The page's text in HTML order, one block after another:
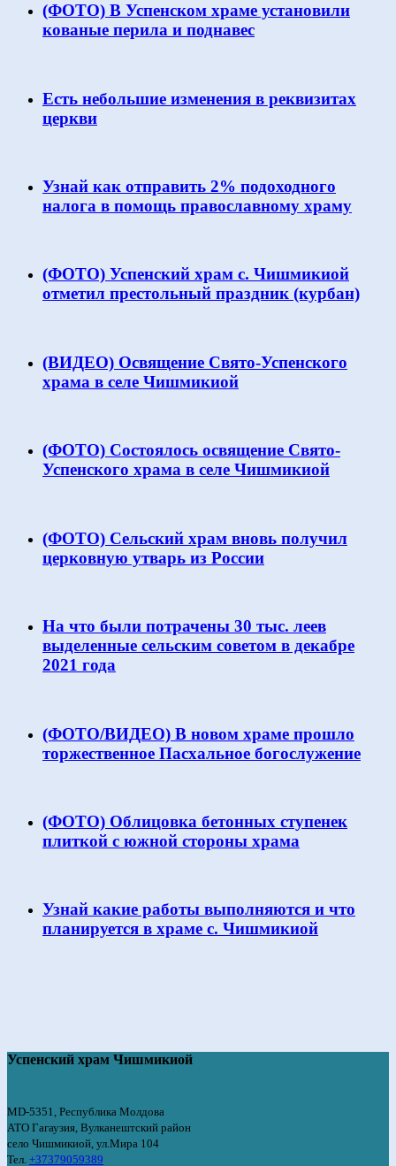
(ФОТО) В Успенском храме установили
кованые перила и поднавес
Есть небольшие изменения в реквизитах
церкви
Узнай как отправить 2% подоходного
налога в помощь православному храму
(ФОТО) Успенский храм с. Чишмикиой
отметил престольный праздник (курбан)
(ВИДЕО) Освящение Свято-Успенского
храма в селе Чишмикиой
(ФОТО) Состоялось освящение Свято-
Успенского храма в селе Чишмикиой
(ФОТО) Сельский храм вновь получил
церковную утварь из России
На что были потрачены 30 тыс. леев
выделенные сельским советом в декабре
2021 года
(ФОТО/ВИДЕО) В новом храме прошло
торжественное Пасхальное богослужение
(ФОТО) Облицовка бетонных ступенек
плиткой с южной стороны храма
Узнай какие работы выполняются и что
планируется в храме с. Чишмикиой
Успенский храм Чишмикиой
MD-5351, Республика Молдова
АТО Гагаузия, Вулканештский район
село Чишмикиой, ул.Мира 104
Тел. +37379059389